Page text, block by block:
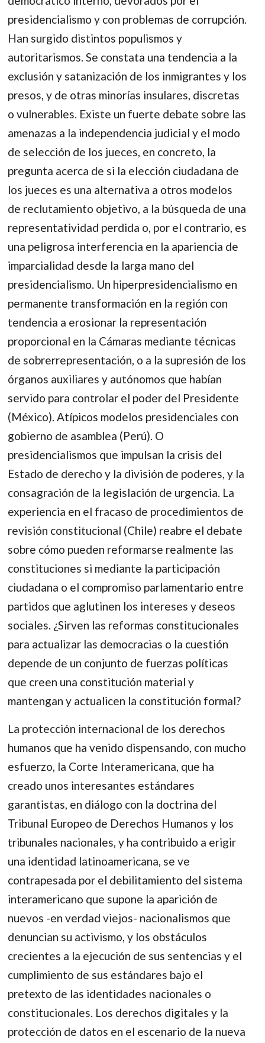
presidencialismo y con problemas de corrupción.
Han surgido distintos populismos y
autoritarismos. Se constata una tendencia a la
exclusión y satanización de los inmigrantes y los
presos, y de otras minorías insulares, discretas
o vulnerables. Existe un fuerte debate sobre las
amenazas a la independencia judicial y el modo
de selección de los jueces, en concreto, la
pregunta acerca de si la elección ciudadana de
los jueces es una alternativa a otros modelos
de reclutamiento objetivo, a la búsqueda de una
representatividad perdida o, por el contrario, es
una peligrosa interferencia en la apariencia de
imparcialidad desde la larga mano del
presidencialismo. Un hiperpresidencialismo en
permanente transformación en la región con
tendencia a erosionar la representación
proporcional en la Cámaras mediante técnicas
de sobrerrepresentación, o a la supresión de los
órganos auxiliares y autónomos que habían
servido para controlar el poder del Presidente
(México). Atípicos modelos presidenciales con
gobierno de asamblea (Perú). O
presidencialismos que impulsan la crisis del
Estado de derecho y la división de poderes, y la
consagración de la legislación de urgencia. La
experiencia en el fracaso de procedimientos de
revisión constitucional (Chile) reabre el debate
sobre cómo pueden reformarse realmente las
constituciones si mediante la participación
ciudadana o el compromiso parlamentario entre
partidos que aglutinen los intereses y deseos
sociales. ¿Sirven las reformas constitucionales
para actualizar las democracias o la cuestión
depende de un conjunto de fuerzas políticas
que creen una constitución material y
mantengan y actualicen la constitución formal?
La protección internacional de los derechos
humanos que ha venido dispensando, con mucho
esfuerzo, la Corte Interamericana, que ha
creado unos interesantes estándares
garantistas, en diálogo con la doctrina del
Tribunal Europeo de Derechos Humanos y los
tribunales nacionales, y ha contribuido a erigir
una identidad latinoamericana, se ve
contrapesada por el debilitamiento del sistema
interamericano que supone la aparición de
nuevos -en verdad viejos- nacionalismos que
denuncian su activismo, y los obstáculos
crecientes a la ejecución de sus sentencias y el
cumplimiento de sus estándares bajo el
pretexto de las identidades nacionales o
constitucionales. Los derechos digitales y la
protección de datos en el escenario de la nueva